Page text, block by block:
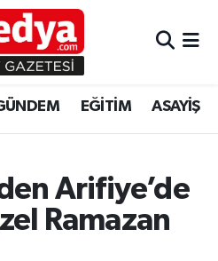
EĞİTİM ASAYİŞ
Arifiye’de
Ramazan
Haritası
ve Fikstür